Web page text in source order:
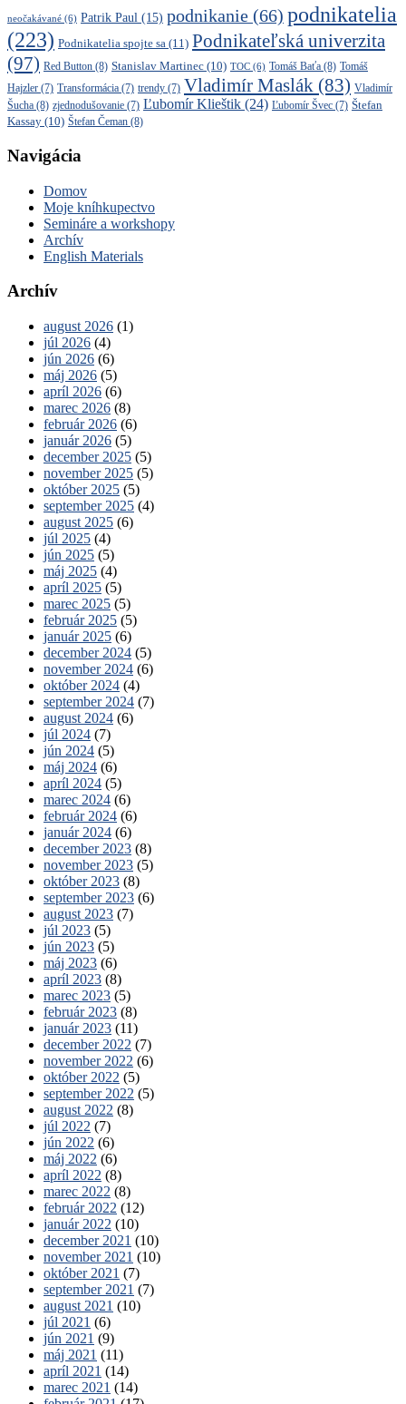
neočakávané (6) Patrik Paul (15) podnikanie (66) podnikatelia
(223) Podnikatelia spojte sa (11) Podnikateľská univerzita
(97) Red Button (8) Stanislav Martinec (10) TOC (6) Tomáš Baťa (8) Tomáš
Hajzler (7) Transformácia (7) trendy (7) Vladimír Maslák (83) Vladimír
Šucha (8) zjednodušovanie (7) Ľubomír Klieštik (24) Ľubomír Švec (7) Štefan
Kassay (10) Štefan Čeman (8)
Navigácia
Domov
Moje kníhkupectvo
Semináre a workshopy
Archív
English Materials
Archív
august 2026 (1)
júl 2026 (4)
jún 2026 (6)
máj 2026 (5)
apríl 2026 (6)
marec 2026 (8)
február 2026 (6)
január 2026 (5)
december 2025 (5)
november 2025 (5)
október 2025 (5)
september 2025 (4)
august 2025 (6)
júl 2025 (4)
jún 2025 (5)
máj 2025 (4)
apríl 2025 (5)
marec 2025 (5)
február 2025 (5)
január 2025 (6)
december 2024 (5)
november 2024 (6)
október 2024 (4)
september 2024 (7)
august 2024 (6)
júl 2024 (7)
jún 2024 (5)
máj 2024 (6)
apríl 2024 (5)
marec 2024 (6)
február 2024 (6)
január 2024 (6)
december 2023 (8)
november 2023 (5)
október 2023 (8)
september 2023 (6)
august 2023 (7)
júl 2023 (5)
jún 2023 (5)
máj 2023 (6)
apríl 2023 (8)
marec 2023 (5)
február 2023 (8)
január 2023 (11)
december 2022 (7)
november 2022 (6)
október 2022 (5)
september 2022 (5)
august 2022 (8)
júl 2022 (7)
jún 2022 (6)
máj 2022 (6)
apríl 2022 (8)
marec 2022 (8)
február 2022 (12)
január 2022 (10)
december 2021 (10)
november 2021 (10)
október 2021 (7)
september 2021 (7)
august 2021 (10)
júl 2021 (6)
jún 2021 (9)
máj 2021 (11)
apríl 2021 (14)
marec 2021 (14)